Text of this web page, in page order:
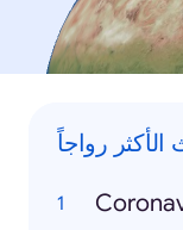
رواجاً